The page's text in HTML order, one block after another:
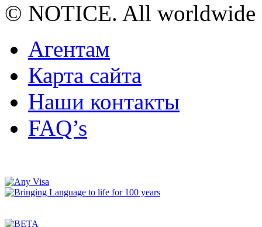
© NOTICE. All worldwide
Агентам
Карта сайта
Наши контакты
FAQ’s